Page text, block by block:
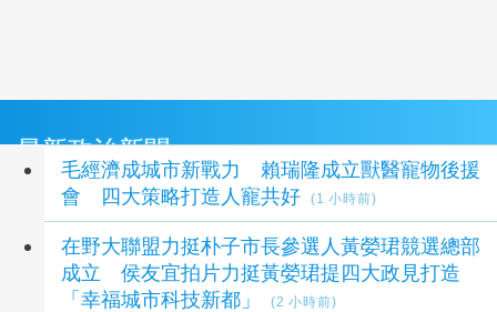
最新政治新聞
毛經濟成城市新戰力 賴瑞隆成立獸醫寵物後援
會 四大策略打造人寵共好
(1 小時前)
在野大聯盟力挺朴子市長參選人黃嫈珺競選總部
成立 侯友宜拍片力挺黃嫈珺提四大政見打造
「幸福城市科技新都」
(2 小時前)